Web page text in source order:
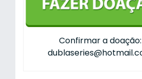
Confirmar a doação: